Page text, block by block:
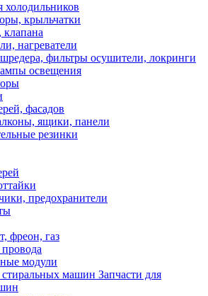
холодильников
крыльчатки
клапана
нагреватели
фильтры осушители, локринги
освещения
фасадов
ящики, панели
резинки
предохранители
фреон, газ
модули
Запчасти для